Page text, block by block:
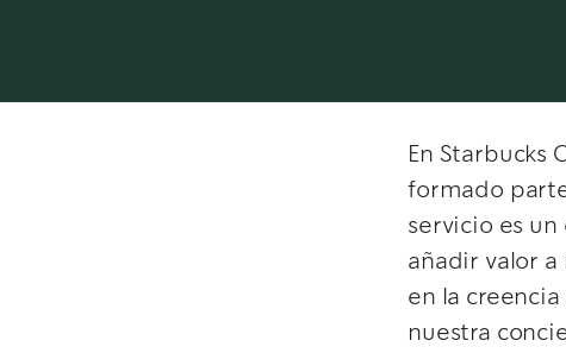
En Starbucks
formado
servicio es
añadir valor a
en la
nuestra